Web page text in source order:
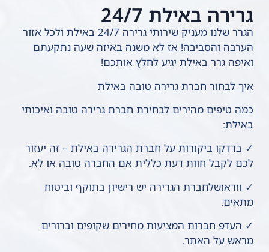
גרירה באילת 24/7
הגרר שלנו מעניק שירותי גרירה 24/7 באילת ולכל אזור
הערבה והסביבה! אז לא משנה באיזה שעה נתקעתם
ואיפה גרר באילת יגיע לחלץ אותכם!
איך לבחור חברת גרירה טובה באילת
כמה טיפים מהירים לבחירת חברת גרירה טובה ואיכותי
באילת:
✓ בדדקו ביקורות על חברת הגרירה באילת – זה יעזור
לכם לקבל חוות דעת כללית אם החברה טובה או לא.
✓ וודאושלחברת הגרירה יש רישיון בתוקף וביטוח
מתאים.
✓ העדפ חברות המציעות מחירים שקופים וברורים
מראש על האתר.